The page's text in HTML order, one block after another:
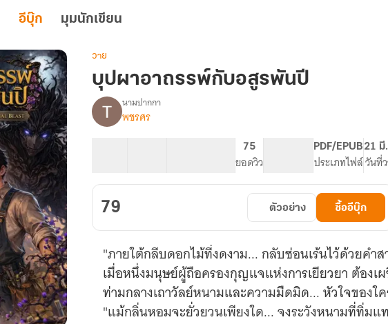
อีบุ๊ก มุมนักเขียน
วาย
บุปผาอาถรรพ์กับอสูรพันปี
เรื่อง
บุปผา
พันปี
นามปากกา
พชรศร
75
ยอดวิว
PDF/EPUB
ประเภทไฟล์
21 มี
วันที่
79 ตัวอย่าง ซื้ออีบุ๊ก
"ภายใต้กลีบดอกไม้ที่งดงาม... กลับซ่อนเร้นไว้ด้วยค
เมื่อหนึ่งมนุษย์ผู้ถือครองกุญแจแห่งการเยียวยา ต้อง
ท่ามกลางเถาวัลย์หนามและความมืดมิด... หัวใจของ
"แม้กลิ่นหอมจะยั่วยวนเพียงใด... จงระวังหนามที่ทิ่มแ